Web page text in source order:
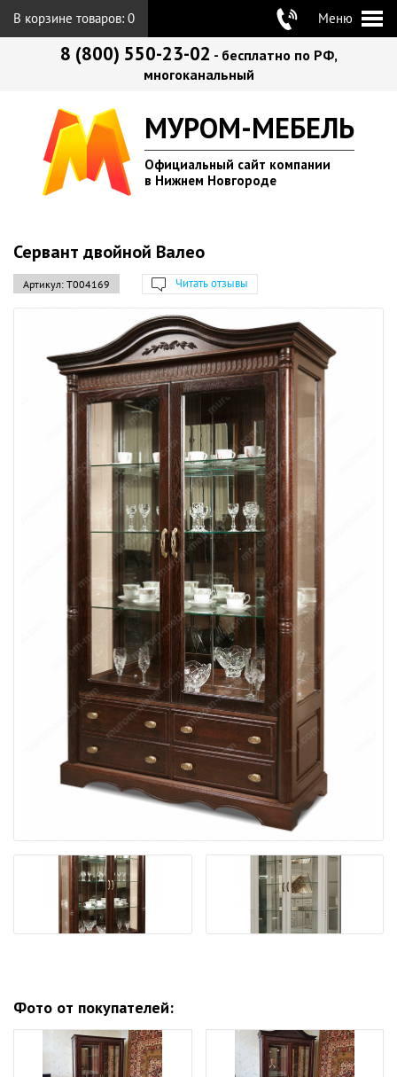
В корзине товаров: 0 Меню
8 (800) 550-23-02 - бесплатно по РФ,
многоканальный
МУРОМ-МЕБЕЛЬ
Официальный сайт компании
в Нижнем Новгороде
Сервант двойной Валео
Артикул: Т004169 Читать отзывы
Фото от покупателей: